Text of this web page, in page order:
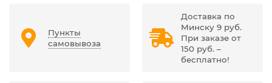
Пункты
самовывоза
Доставка по
Минску 9 руб.
При заказе от
150 руб. –
бесплатно!